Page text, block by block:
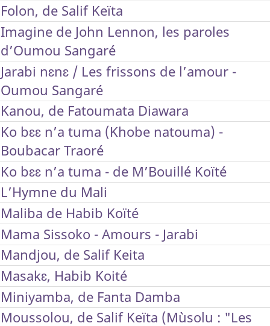
Folon, de Salif Keïta
Imagine de John Lennon, les paroles
d’Oumou Sangaré
Jarabi nɛnɛ / Les frissons de l’amour -
Oumou Sangaré
Kanou, de Fatoumata Diawara
Ko bɛɛ n’a tuma (Khobe natouma) -
Boubacar Traoré
Ko bɛɛ n’a tuma - de M’Bouillé Koïté
L’Hymne du Mali
Maliba de Habib Koïté
Mama Sissoko - Amours - Jarabi
Mandjou, de Salif Keita
Masakɛ, Habib Koité
Miniyamba, de Fanta Damba
Moussolou, de Salif Keïta (Mùsolu : "Les